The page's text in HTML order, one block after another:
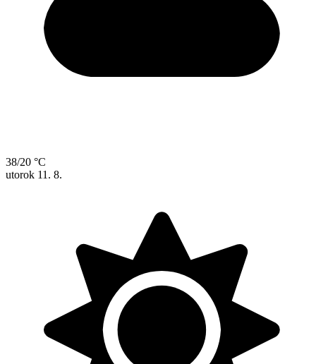
38/20 °C
utorok 11. 8.